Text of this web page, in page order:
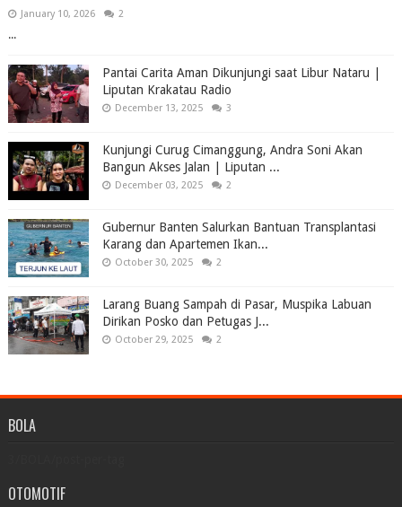
January 10, 2026 2
...
Pantai Carita Aman Dikunjungi saat Libur Nataru |
Liputan Krakatau Radio
December 13, 2025 3
Kunjungi Curug Cimanggung, Andra Soni Akan
Bangun Akses Jalan | Liputan ...
December 03, 2025 2
Gubernur Banten Salurkan Bantuan Transplantasi
Karang dan Apartemen Ikan...
October 30, 2025 2
Larang Buang Sampah di Pasar, Muspika Labuan
Dirikan Posko dan Petugas J...
October 29, 2025 2
BOLA
OTOMOTIF